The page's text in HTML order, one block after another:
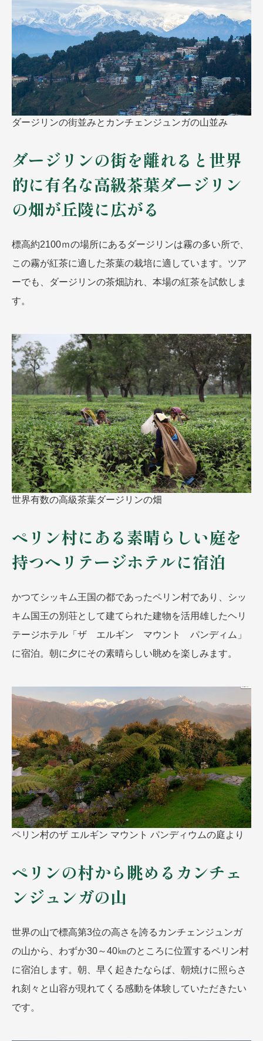
ダージリンの街並みとカンチェンジュンガの山並み
ダージリンの街を離れると世界
的に有名な高級茶葉ダージリン
の畑が丘陵に広がる
標高約2100ｍの場所にあるダージリンは霧の多い所で、
この霧が紅茶に適した茶葉の栽培に適しています。ツア
ーでも、ダージリンの茶畑訪れ、本場の紅茶を試飲しま
す。
世界有数の高級茶葉ダージリンの畑
ペリン村にある素晴らしい庭を
持つヘリテージホテルに宿泊
かつてシッキム王国の都であったペリン村であり、シッ
キム国王の別荘として建てられた建物を活用雄したヘリ
テージホテル「ザ エルギン マウント パンディム」
に宿泊。朝に夕にその素晴らしい眺めを楽しみます。
ペリン村のザ エルギン マウント パンディウムの庭より
ペリンの村から眺めるカンチェ
ンジュンガの山
世界の山で標高第3位の高さを誇るカンチェンジュンガ
の山から、わずか30～40㎞のところに位置するペリン村
に宿泊します。朝、早く起きたならば、朝焼けに照らさ
れ刻々と山容が現れてくる感動を体験していただきたい
です。